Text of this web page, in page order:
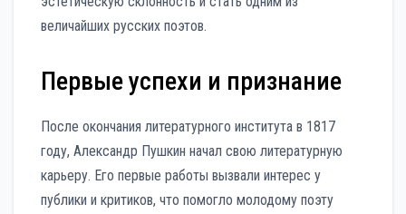
величайших русских поэтов.
Первые успехи и признание
После окончания литературного института в 1817
году, Александр Пушкин начал свою литературную
карьеру. Его первые работы вызвали интерес у
публики и критиков, что помогло молодому поэту